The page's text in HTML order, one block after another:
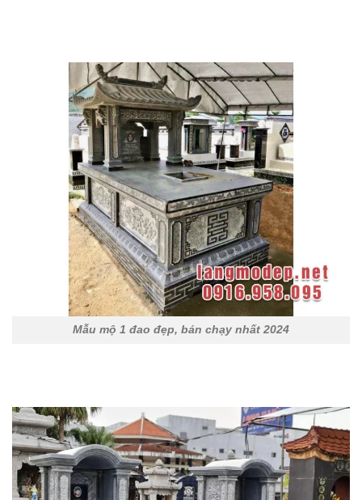
Mẫu mộ 1 đao đẹp, bán chạy nhất 2024